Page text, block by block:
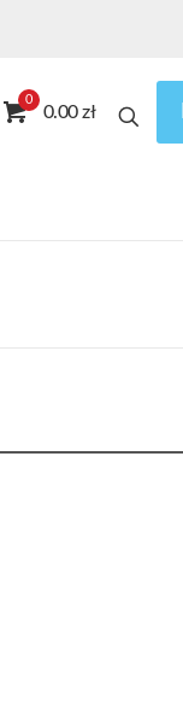
0
0.00 zł